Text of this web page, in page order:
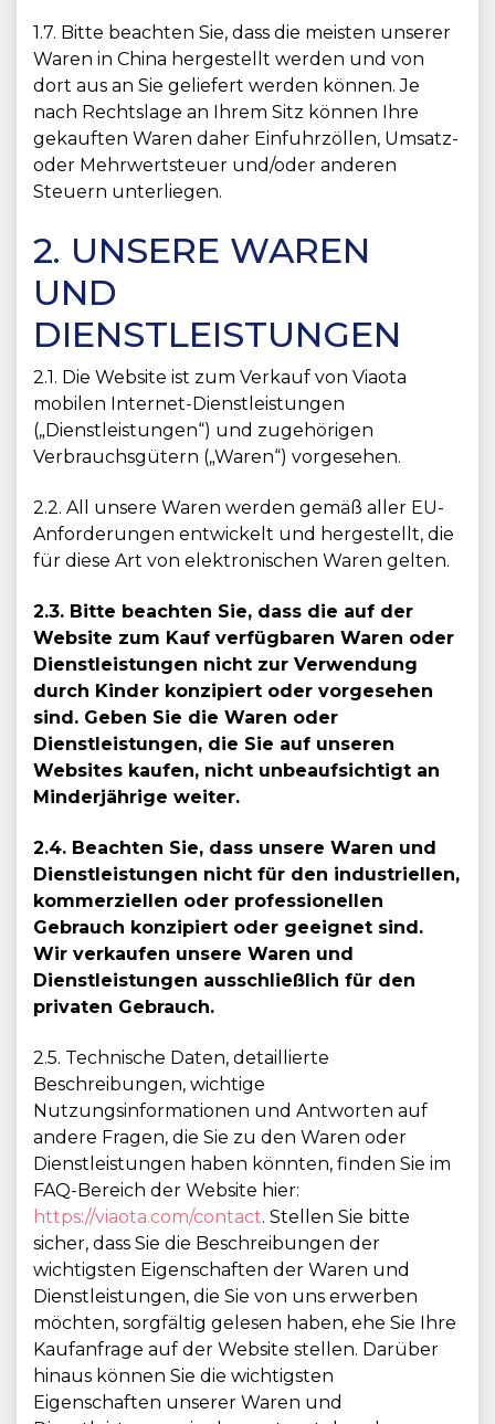
1.7. Bitte beachten Sie, dass die meisten unserer
Waren in China hergestellt werden und von
dort aus an Sie geliefert werden können. Je
nach Rechtslage an Ihrem Sitz können Ihre
gekauften Waren daher Einfuhrzöllen, Umsatz-
oder Mehrwertsteuer und/oder anderen
Steuern unterliegen.
2. UNSERE WAREN
UND
DIENSTLEISTUNGEN
2.1. Die Website ist zum Verkauf von Viaota
mobilen Internet-Dienstleistungen
(„Dienstleistungen“) und zugehörigen
Verbrauchsgütern („Waren“) vorgesehen.
2.2. All unsere Waren werden gemäß aller EU-
Anforderungen entwickelt und hergestellt, die
für diese Art von elektronischen Waren gelten.
2.3. Bitte beachten Sie, dass die auf der
Website zum Kauf verfügbaren Waren oder
Dienstleistungen nicht zur Verwendung
durch Kinder konzipiert oder vorgesehen
sind. Geben Sie die Waren oder
Dienstleistungen, die Sie auf unseren
Websites kaufen, nicht unbeaufsichtigt an
Minderjährige weiter.
2.4. Beachten Sie, dass unsere Waren und
Dienstleistungen nicht für den industriellen,
kommerziellen oder professionellen
Gebrauch konzipiert oder geeignet sind.
Wir verkaufen unsere Waren und
Dienstleistungen ausschließlich für den
privaten Gebrauch.
2.5. Technische Daten, detaillierte
Beschreibungen, wichtige
Nutzungsinformationen und Antworten auf
andere Fragen, die Sie zu den Waren oder
Dienstleistungen haben könnten, finden Sie im
FAQ-Bereich der Website hier:
https://viaota.com/contact. Stellen Sie bitte
sicher, dass Sie die Beschreibungen der
wichtigsten Eigenschaften der Waren und
Dienstleistungen, die Sie von uns erwerben
möchten, sorgfältig gelesen haben, ehe Sie Ihre
Kaufanfrage auf der Website stellen. Darüber
hinaus können Sie die wichtigsten
Eigenschaften unserer Waren und